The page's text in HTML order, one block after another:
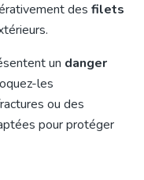
des filets
un danger
les
ou des
pour protéger